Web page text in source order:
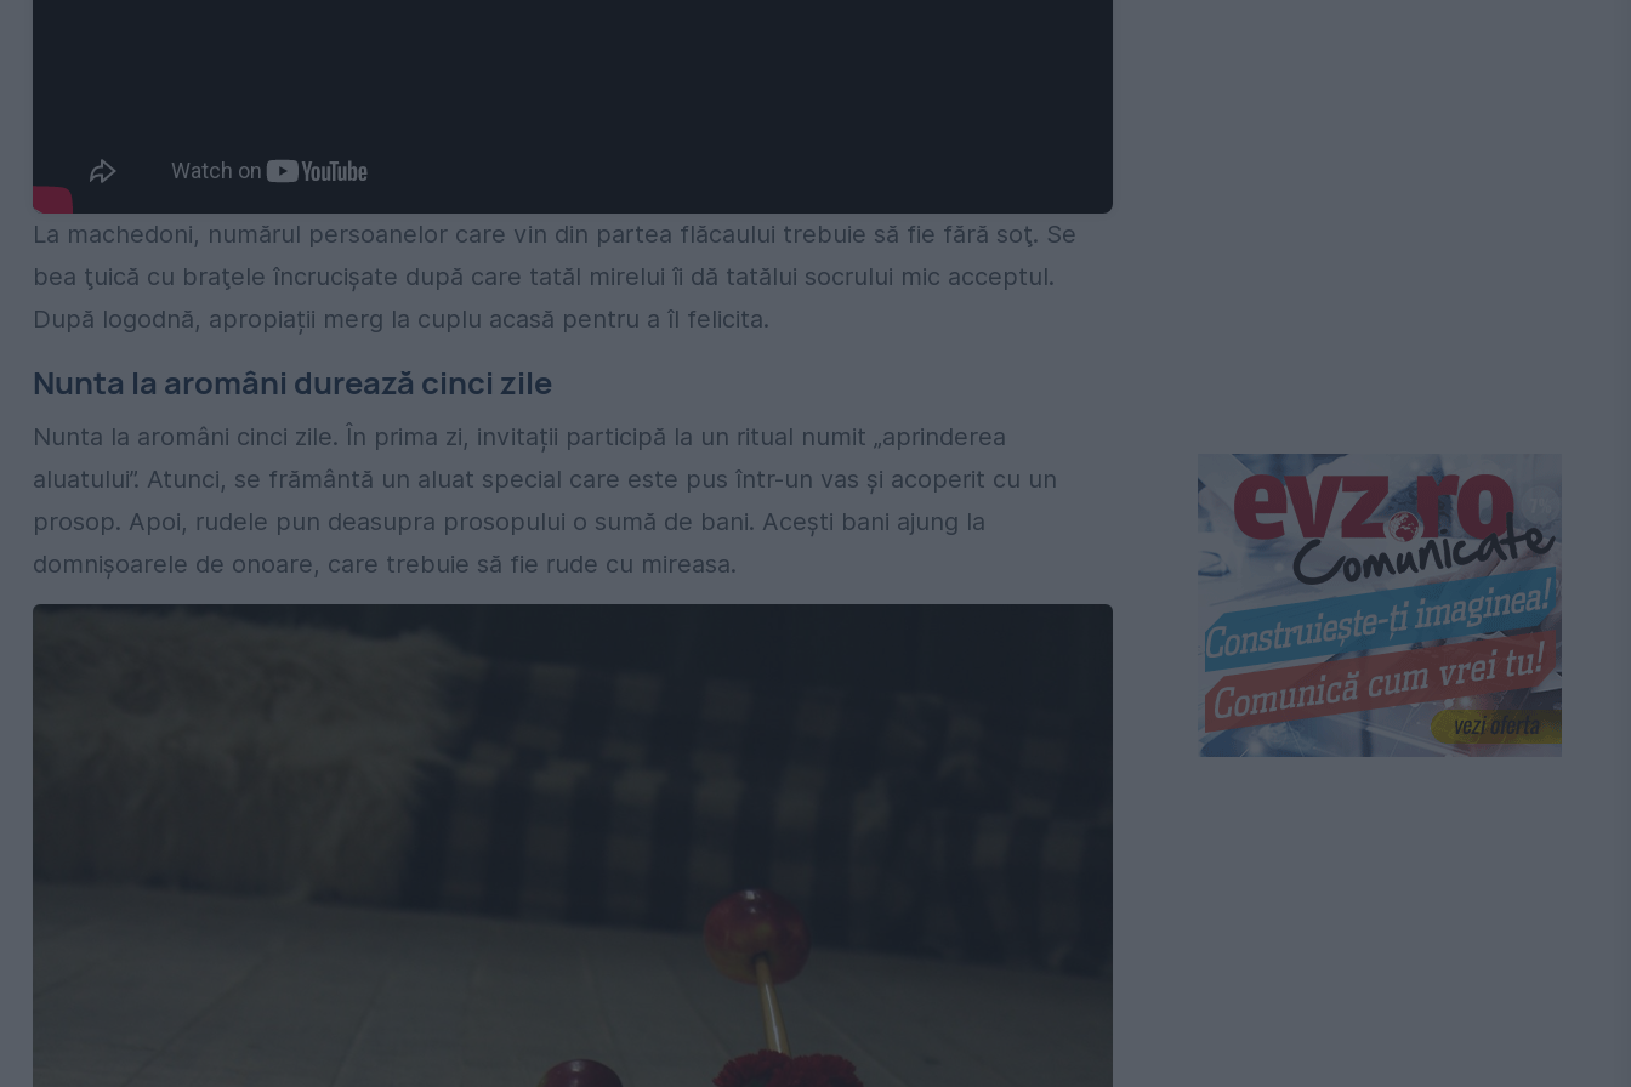
La machedoni, numărul persoanelor care vin din partea flăcaului trebuie să fie fără soţ. Se
bea ţuică cu braţele încrucişate după care tatăl mirelui îi dă tatălui socrului mic acceptul.
După logodnă, apropiații merg la cuplu acasă pentru a îl felicita.
Nunta la aromâni durează cinci zile
Nunta la aromâni cinci zile. În prima zi, invitații participă la un ritual numit „aprinderea
aluatului”. Atunci, se frământă un aluat special care este pus într-un vas și acoperit cu un
prosop. Apoi, rudele pun deasupra prosopului o sumă de bani. Acești bani ajung la
domnișoarele de onoare, care trebuie să fie rude cu mireasa.